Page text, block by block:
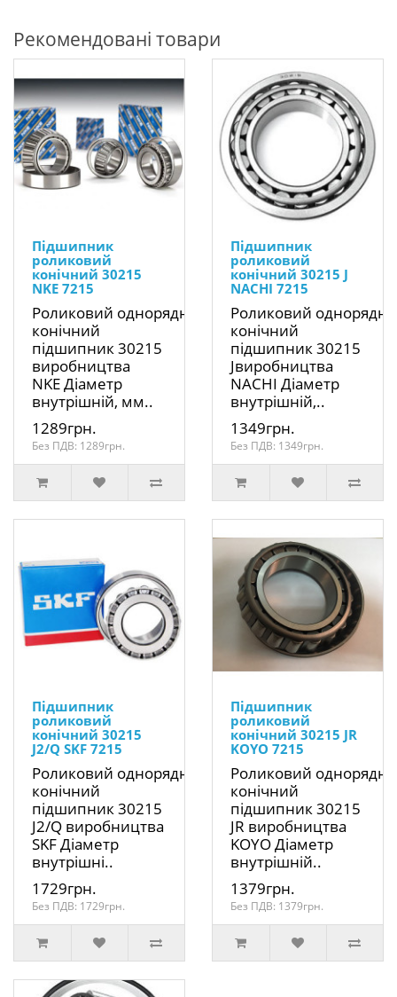
Рекомендовані товари
Підшипник
роликовий
конічний 30215
NKE 7215
Роликовий однорядний
конічний
підшипник 30215
виробництва
NKE Діаметр
внутрішній, мм..
1289грн.
Без ПДВ: 1289грн.
Підшипник
роликовий
конічний 30215 J
NACHI 7215
Роликовий
конічний
підшипник 30215
Jвиробництва
NACHI Діаметр
внутрішній,..
1349грн.
Без ПДВ: 1349грн.
Підшипник
роликовий
конічний 30215
J2/Q SKF 7215
Роликовий однорядний
конічний
підшипник 30215
J2/Q виробництва
SKF Діаметр
внутрішні..
1729грн.
Без ПДВ: 1729грн.
Підшипник
роликовий
конічний 30215 JR
KOYO 7215
Роликовий
конічний
підшипник 30215
JR виробництва
KOYO Діаметр
внутрішній..
1379грн.
Без ПДВ: 1379грн.